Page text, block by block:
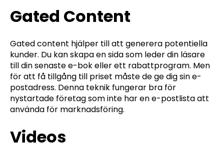
Gated Content
Gated content hjälper till att generera potentiella
kunder. Du kan skapa en sida som leder din läsare
till din senaste e-bok eller ett rabattprogram. Men
för att få tillgång till priset måste de ge dig sin e-
postadress. Denna teknik fungerar bra för
nystartade företag som inte har en e-postlista att
använda för marknadsföring.
Videos